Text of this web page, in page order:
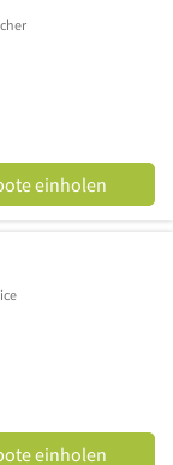
einholen
einholen